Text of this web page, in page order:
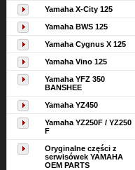
Yamaha X-City 125
Yamaha BWS 125
Yamaha Cygnus X 125
Yamaha Vino 125
Yamaha YFZ 350
BANSHEE
Yamaha YZ450
Yamaha YZ250F / YZ250
F
Oryginalne części z
serwisówek YAMAHA
OEM PARTS